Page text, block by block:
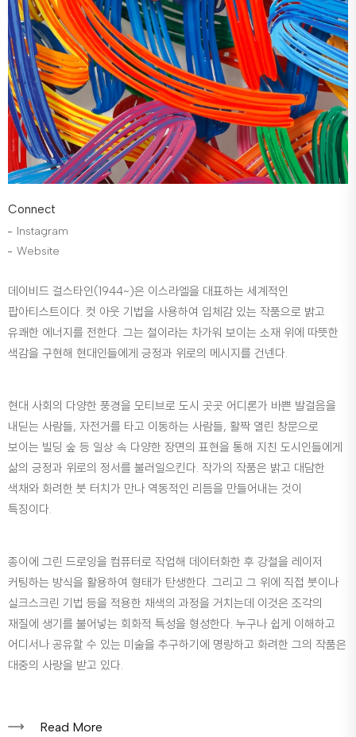
Connect
Instagram
Website
데이비드 걸스타인(1944~)은 이스라엘을 대표하는 세계적인
팝아티스트이다. 컷 아웃 기법을 사용하여 입체감 있는 작품으로 밝고
유쾌한 에너지를 전한다. 그는 철이라는 차가워 보이는 소재 위에 따뜻한
색감을 구현해 현대인들에게 긍정과 위로의 메시지를 건넨다.
현대 사회의 다양한 풍경을 모티브로 도시 곳곳 어디론가 바쁜 발걸음을
내딛는 사람들, 자전거를 타고 이동하는 사람들, 활짝 열린 창문으로
보이는 빌딩 숲 등 일상 속 다양한 장면의 표현을 통해 지친 도시인들에게
삶의 긍정과 위로의 정서를 불러일으킨다. 작가의 작품은 밝고 대담한
색채와 화려한 붓 터치가 만나 역동적인 리듬을 만들어내는 것이
특징이다.
종이에 그린 드로잉을 컴퓨터로 작업해 데이터화한 후 강철을 레이저
커팅하는 방식을 활용하여 형태가 탄생한다. 그리고 그 위에 직접 붓이나
실크스크린 기법 등을 적용한 채색의 과정을 거치는데 이것은 조각의
재질에 생기를 불어넣는 회화적 특성을 형성한다. 누구나 쉽게 이해하고
어디서나 공유할 수 있는 미술을 추구하기에 명랑하고 화려한 그의 작품은
대중의 사랑을 받고 있다.
Read More